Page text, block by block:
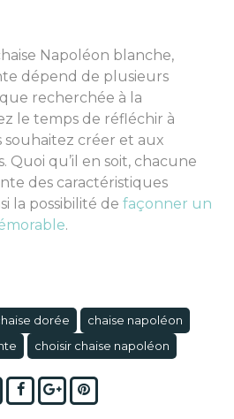
Napoléon blanche,
dépend de plusieurs
recherchée à la
le temps de réfléchir à
souhaitez créer et aux
Quoi qu’il en soit, chacune
des caractéristiques
la possibilité de façonner un
.
dorée
chaise napoléon
choisir chaise napoléon
Facebook
Google+Pinterest